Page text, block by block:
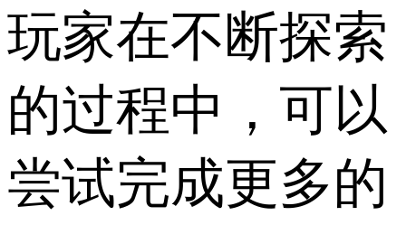
玩家在不断探索
的过程中，可以
尝试完成更多的